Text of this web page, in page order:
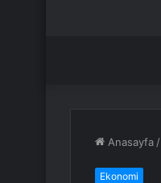
Anasayfa /
Ekonomi